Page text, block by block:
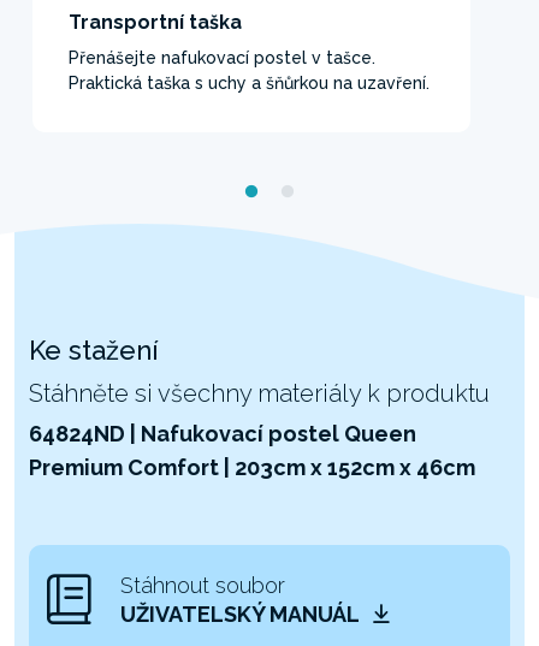
Transportní taška
Přenášejte nafukovací postel v tašce.
Praktická taška s uchy a šňůrkou na uzavření.
Ke stažení
Stáhněte si všechny materiály k produktu
64824ND | Nafukovací postel Queen
Premium Comfort | 203cm x 152cm x 46cm
Stáhnout soubor
UŽIVATELSKÝ MANUÁL